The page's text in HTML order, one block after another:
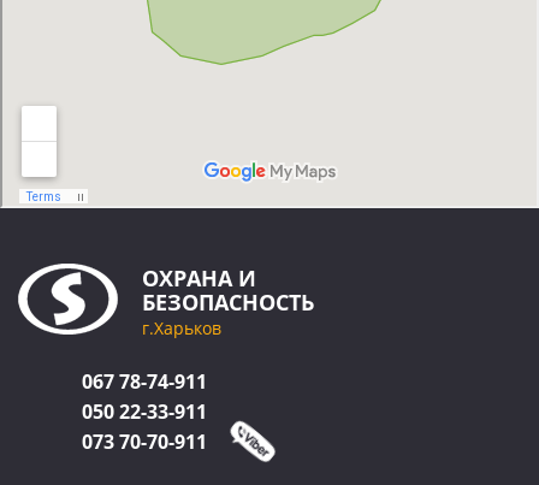
ОХРАНА И
БЕЗОПАСНОСТЬ
г.Харьков
06778-74-911
05022-33-911
07370-70-911